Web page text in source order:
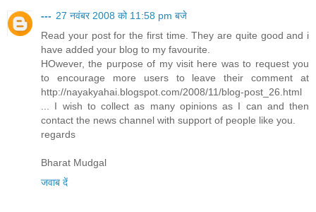
--- 27 नवंबर 2008 को 11:58 pm बजे
Read your post for the first time. They are quite good and i
have added your blog to my favourite.
HOwever, the purpose of my visit here was to request you
to encourage more users to leave their comment at
http://nayakyahai.blogspot.com/2008/11/blog-post_26.html
... I wish to collect as many opinions as I can and then
contact the news channel with support of people like you.
regards
Bharat Mudgal
जवाब दें